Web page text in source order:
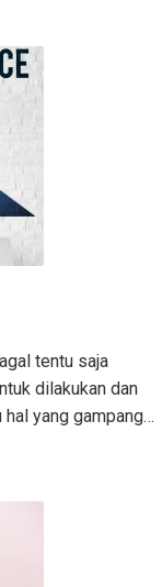
tentu saja
dilakukan dan
yang gampang…